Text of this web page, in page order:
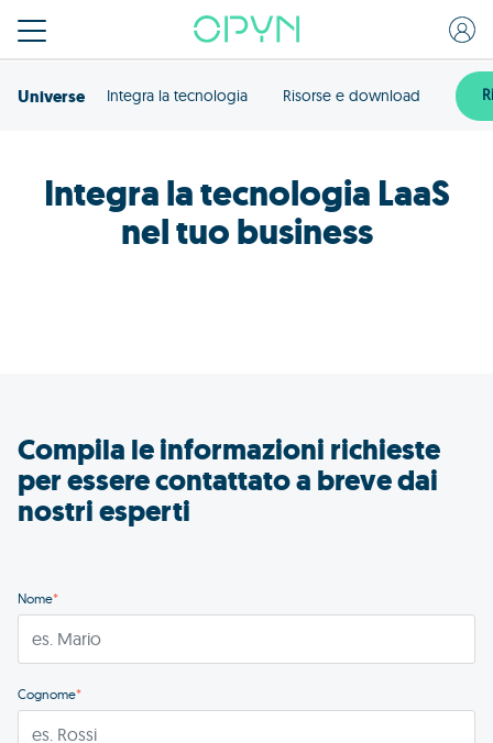
Universe Integra la tecnologia Risorse e download
Integra la tecnologia LaaS
nel tuo business
Compila le informazioni richieste
per essere contattato a breve dai
nostri esperti
Nome*
Cognome*